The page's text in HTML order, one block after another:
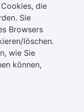
die
Sie
Browsers
löschen.
wie Sie
können,